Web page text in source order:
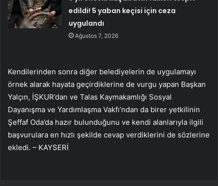
edildi! 5 yaban keçisi için ceza
uygulandı
Ağustos 7, 2026
Kendilerinden sonra diğer belediyelerin de uygulamayı
örnek alarak hayata geçirdiklerine de vurgu yapan Başkan
Yalçın, İŞKUR’dan ve Talas Kaymakamlığı Sosyal
Dayanışma ve Yardımlaşma Vakfı’ndan da birer yetkilinin
Şeffaf Oda’da hazır bulunduğunu ve kendi alanlarıyla ilgili
başvurulara en hızlı şekilde cevap verdiklerini de sözlerine
ekledi. – KAYSERİ